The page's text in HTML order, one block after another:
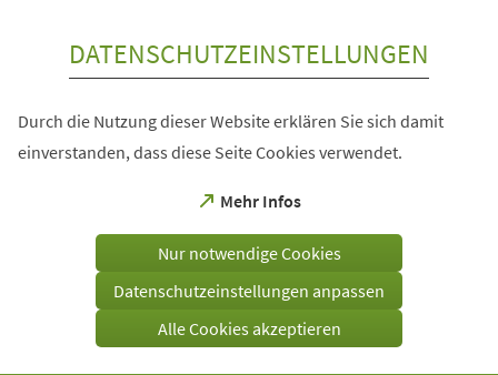
DATENSCHUTZEINSTELLUNGEN
Durch die Nutzung dieser Website erklären Sie sich damit
einverstanden, dass diese Seite Cookies verwendet.
Mehr Infos
(Öffnet
einem
Tab)
Nur notwendige Cookies
Datenschutzeinstellungen anpassen
Alle Cookies akzeptieren